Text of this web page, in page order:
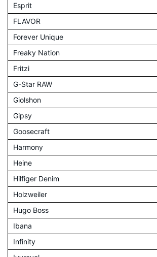
Esprit
FLAVOR
Forever Unique
Freaky Nation
Fritzi
G-Star RAW
Giolshon
Gipsy
Goosecraft
Harmony
Heine
Hilfiger Denim
Holzweiler
Hugo Boss
Ibana
Infinity